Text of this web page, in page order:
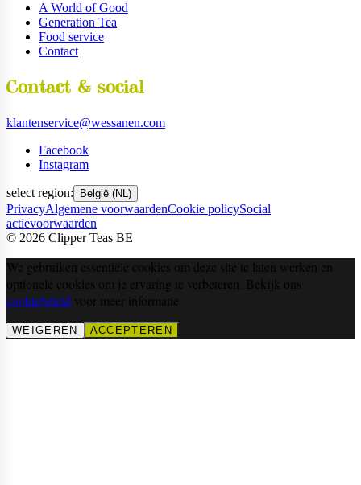
A World of Good
Generation Tea
Food service
Contact
Contact & social
klantenservice@wessanen.com
Facebook
Instagram
select region: België (NL)
PrivacyAlgemene voorwaardenCookie policySocial
actievoorwaarden
© 2026 Clipper Teas BE
We gebruiken essentiële cookies om deze site te laten werken en
optionele cookies om je ervaring te verbeteren. Bekijk ons
cookiebeleid voor meer informatie.
WEIGEREN ACCEPTEREN